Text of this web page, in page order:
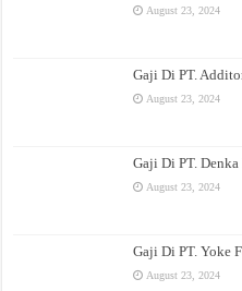
August 23, 2024
Gaji Di PT.
August 23, 2024
Gaji Di PT.
August 23, 2024
Gaji Di PT. Yoke
August 23, 2024